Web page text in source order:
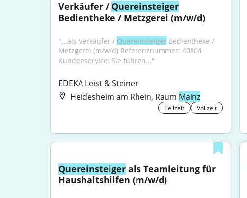
Verkäufer / Quereinsteiger
Bedientheke / Metzgerei (m/w/d)
"...als Verkäufer / Quereinsteiger Bedientheke /
Metzgerei (m/w/d) Referenznummer: 40804
Kundenservice: Sie führen..."
EDEKA Leist & Steiner
Heidesheim am Rhein, Raum Mainz
Teilzeit Vollzeit
Quereinsteiger als Teamleitung für
Haushaltshilfen (m/w/d)